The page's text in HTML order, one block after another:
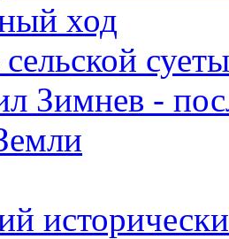
ход
суеты
Зимнев -